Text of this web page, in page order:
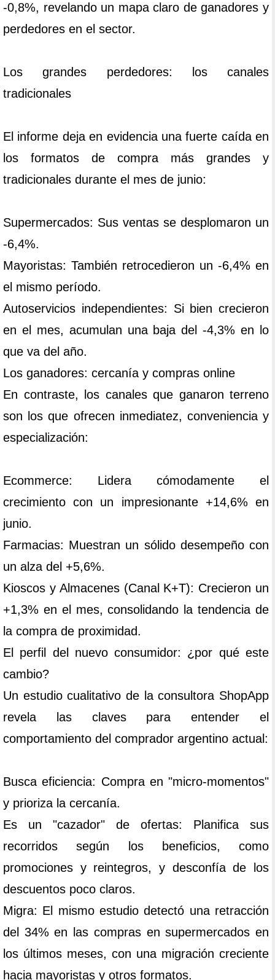
-0,8%, revelando un mapa claro de ganadores y
perdedores en el sector.
Los grandes perdedores: los canales
tradicionales
El informe deja en evidencia una fuerte caída en
los formatos de compra más grandes y
tradicionales durante el mes de junio:
Supermercados: Sus ventas se desplomaron un
-6,4%.
Mayoristas: También retrocedieron un -6,4% en
el mismo período.
Autoservicios independientes: Si bien crecieron
en el mes, acumulan una baja del -4,3% en lo
que va del año.
Los ganadores: cercanía y compras online
En contraste, los canales que ganaron terreno
son los que ofrecen inmediatez, conveniencia y
especialización:
Ecommerce: Lidera cómodamente el
crecimiento con un impresionante +14,6% en
junio.
Farmacias: Muestran un sólido desempeño con
un alza del +5,6%.
Kioscos y Almacenes (Canal K+T): Crecieron un
+1,3% en el mes, consolidando la tendencia de
la compra de proximidad.
El perfil del nuevo consumidor: ¿por qué este
cambio?
Un estudio cualitativo de la consultora ShopApp
revela las claves para entender el
comportamiento del comprador argentino actual:
Busca eficiencia: Compra en "micro-momentos"
y prioriza la cercanía.
Es un "cazador" de ofertas: Planifica sus
recorridos según los beneficios, como
promociones y reintegros, y desconfía de los
descuentos poco claros.
Migra: El mismo estudio detectó una retracción
del 34% en las compras en supermercados en
los últimos meses, con una migración creciente
hacia mayoristas y otros formatos.